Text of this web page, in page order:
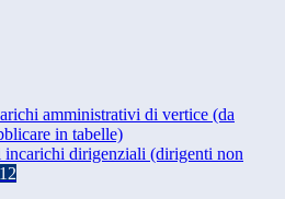
amministrativi di vertice (da
in tabelle)
dirigenziali (dirigenti non
12